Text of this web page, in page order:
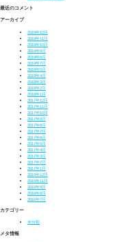
最近のコメント
アーカイブ
2019年12月
2019年11月
2019年10月
2019年9月
2019年8月
2019年7月
2018年5月
2018年4月
2018年3月
2018年2月
2018年1月
2017年12月
2017年11月
2017年10月
2017年9月
2017年8月
2017年7月
2017年6月
2017年5月
2017年4月
2017年3月
2017年2月
2017年1月
2016年12月
2016年11月
2016年9月
2016年8月
2016年7月
カテゴリー
未分類
メタ情報